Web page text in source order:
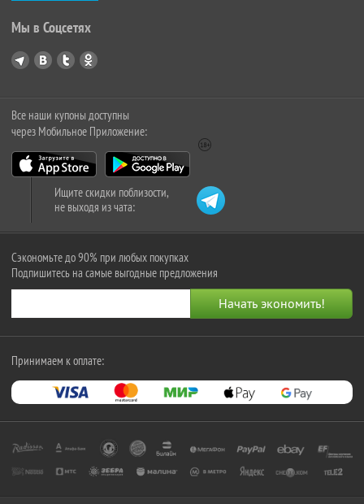
Мы в Соцсетях
Все наши купоны доступны
через Мобильное Приложение:
Ищите скидки поблизости,
не выходя из чата:
Сэкономьте до 90% при любых покупках
Подпишитесь на самые выгодные предложения
Принимаем к оплате: